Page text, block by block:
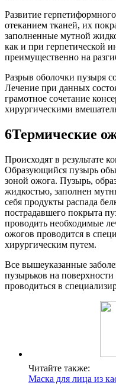
Развитие
отеканием тканей, их
заполненные мутной
как и при герпетической
преимущественно на
Разрыв оболочки пузыря
Лечение при данных
грамотное сочетание
хирургическими
6Термические
Происходят в результате
Образующийся пузырь
зоной ожога. Пузырь,
жидкостью, заполнен
себя продукты распада
пострадавшего покрыта
проводить необходимые
ожогов проводится в
хирургическим путем.
Все вышеуказанные
пузырьков на
проводиться в
Читайте также:
Маска для лица из